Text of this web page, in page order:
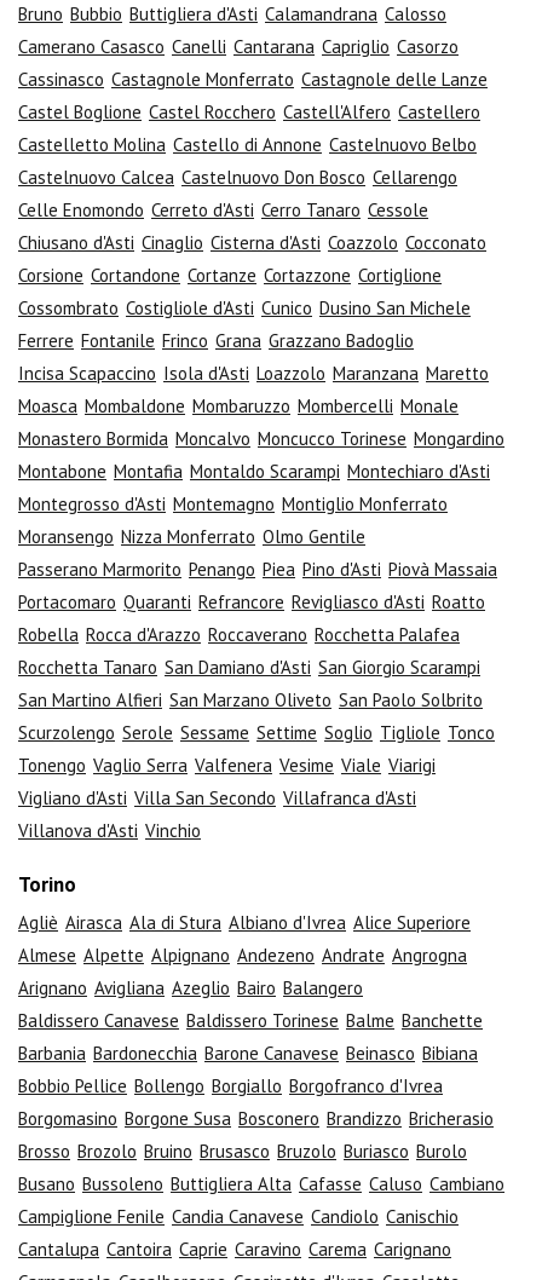
Bruno Bubbio Buttigliera d'Asti Calamandrana Calosso
Camerano Casasco Canelli Cantarana Capriglio Casorzo
Cassinasco Castagnole Monferrato Castagnole delle Lanze
Castel Boglione Castel Rocchero Castell'Alfero Castellero
Castelletto Molina Castello di Annone Castelnuovo Belbo
Castelnuovo Calcea Castelnuovo Don Bosco Cellarengo
Celle Enomondo Cerreto d'Asti Cerro Tanaro Cessole
Chiusano d'Asti Cinaglio Cisterna d'Asti Coazzolo Cocconato
Corsione Cortandone Cortanze Cortazzone Cortiglione
Cossombrato Costigliole d'Asti Cunico Dusino San Michele
Ferrere Fontanile Frinco Grana Grazzano Badoglio
Incisa Scapaccino Isola d'Asti Loazzolo Maranzana Maretto
Moasca Mombaldone Mombaruzzo Mombercelli Monale
Monastero Bormida Moncalvo Moncucco Torinese Mongardino
Montabone Montafia Montaldo Scarampi Montechiaro d'Asti
Montegrosso d'Asti Montemagno Montiglio Monferrato
Moransengo Nizza Monferrato Olmo Gentile
Passerano Marmorito Penango Piea Pino d'Asti Piovà Massaia
Portacomaro Quaranti Refrancore Revigliasco d'Asti Roatto
Robella Rocca d'Arazzo Roccaverano Rocchetta Palafea
Rocchetta Tanaro San Damiano d'Asti San Giorgio Scarampi
San Martino Alfieri San Marzano Oliveto San Paolo Solbrito
Scurzolengo Serole Sessame Settime Soglio Tigliole Tonco
Tonengo Vaglio Serra Valfenera Vesime Viale Viarigi
Vigliano d'Asti Villa San Secondo Villafranca d'Asti
Villanova d'Asti Vinchio
Torino
Agliè Airasca Ala di Stura Albiano d'Ivrea Alice Superiore
Almese Alpette Alpignano Andezeno Andrate Angrogna
Arignano Avigliana Azeglio Bairo Balangero
Baldissero Canavese Baldissero Torinese Balme Banchette
Barbania Bardonecchia Barone Canavese Beinasco Bibiana
Bobbio Pellice Bollengo Borgiallo Borgofranco d'Ivrea
Borgomasino Borgone Susa Bosconero Brandizzo Bricherasio
Brosso Brozolo Bruino Brusasco Bruzolo Buriasco Burolo
Busano Bussoleno Buttigliera Alta Cafasse Caluso Cambiano
Campiglione Fenile Candia Canavese Candiolo Canischio
Cantalupa Cantoira Caprie Caravino Carema Carignano